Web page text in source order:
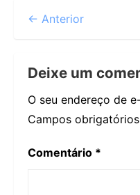
← Anterior
Deixe um
O seu endereço de
Campos
Comentário *